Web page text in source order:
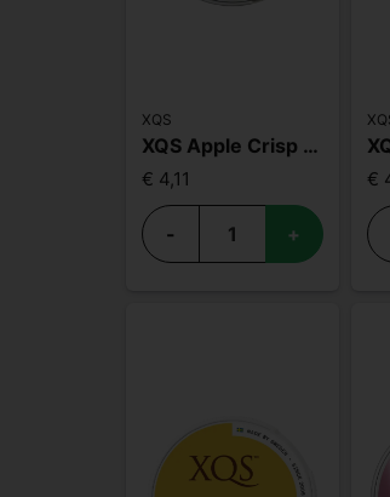
XQS
XQS Apple Crisp Slim Strong
€ 4,11
- +
€